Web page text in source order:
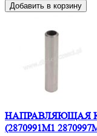
Добавить в корзину
НАПРАВЛЯЮЩАЯ
(2870991M1